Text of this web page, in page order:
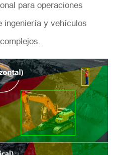
para operaciones
ingeniería y vehículos